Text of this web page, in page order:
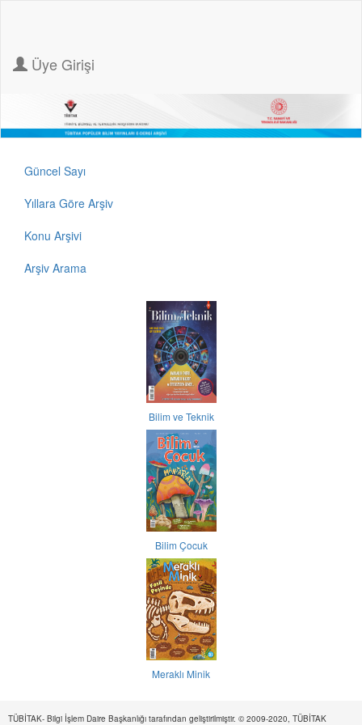
Üye Girişi
Güncel Sayı
Yıllara Göre Arşiv
Konu Arşivi
Arşiv Arama
Bilim ve Teknik
Bilim Çocuk
Meraklı Minik
TÜBİTAK- Bilgi İşlem Daire Başkanlığı tarafından geliştirilmiştir. © 2009-2020, TÜBİTAK